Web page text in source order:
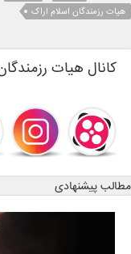
هیات رزمندگان اسلام اراک
کانال هیات
مطالب پیشنهادی